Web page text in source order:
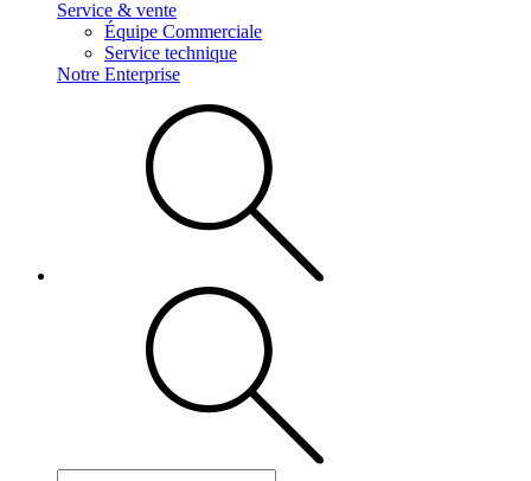
Service & vente
Équipe Commerciale
Service technique
Notre Enterprise